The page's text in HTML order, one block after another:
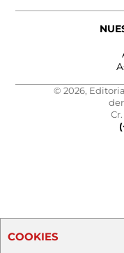
© 2026,
COOKIES